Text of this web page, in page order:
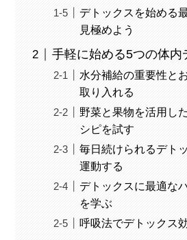
デトックスを始める
見極めよう
手軽に始める5つの体内
水分補給の重要性と
取り入れる
野菜と果物を活用し
シピを試す
毎日続けられるデト
運動する
デトックスに最適な
を学ぶ
呼吸法でデトックス